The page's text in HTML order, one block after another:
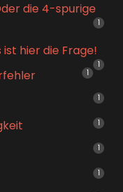
die 4-spurige
1
hier die Frage!
1
1
1
1
1
1